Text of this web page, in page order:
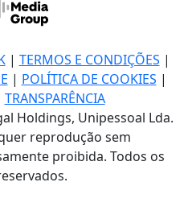
| TERMOS E CONDIÇÕES |
| POLÍTICA DE COOKIES |
TRANSPARÊNCIA
Holdings, Unipessoal Lda.
reprodução sem
proibida. Todos os